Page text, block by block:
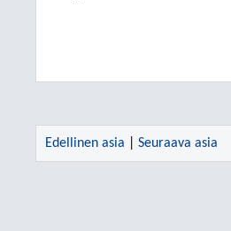
Edellinen asia Seuraava asia